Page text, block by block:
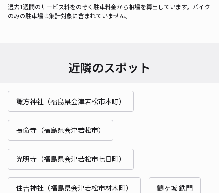
過去1週間のサービス料をのぞく駐車料金から相場を算出しています。バイク
のみの駐車場は集計対象に含まれていません。
近隣のスポット
諏方神社（福島県会津若松市本町）
長命寺（福島県会津若松市）
光明寺（福島県会津若松市七日町）
住吉神社（福島県会津若松市材木町） 鶴ヶ城 鉄門